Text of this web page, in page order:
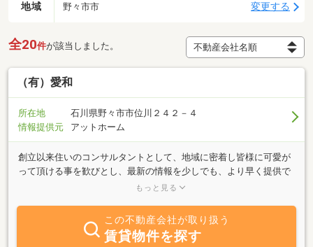
地域 野々市市 変更する
全20件が該当しました。
（有）愛和
所在地
石川県野々市市位川２４２－４
情報提供元
アットホーム
創立以来住いのコンサルタントとして、地域に密着し皆様に可愛が
って頂ける事を歓びとし、最新の情報を少しでも、より早く提供で
きる様、日々誠実に精進努力する事をモットーとして長年、営業し
余年の実績はお客様からの信頼の証しであり、誇りでもあると感謝
しております。安心できる当社へ是非御相談下さい。
もっと見る
この不動産会社が取り扱う
賃貸物件を探す